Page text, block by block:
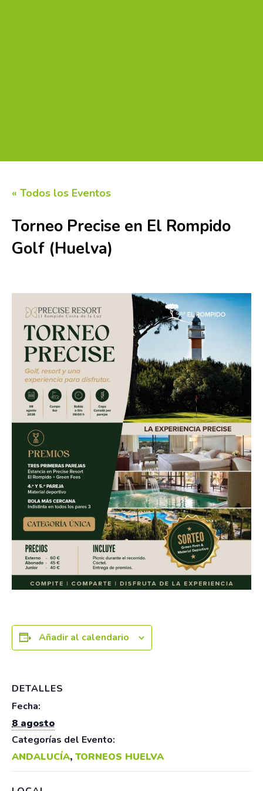
« Todos los Eventos
Torneo Precise en El Rompido
Golf (Huelva)
Añadir al calendario
DETALLES
Fecha:
8 agosto
Categorías del Evento:
ANDALUCÍA, TORNEOS HUELVA